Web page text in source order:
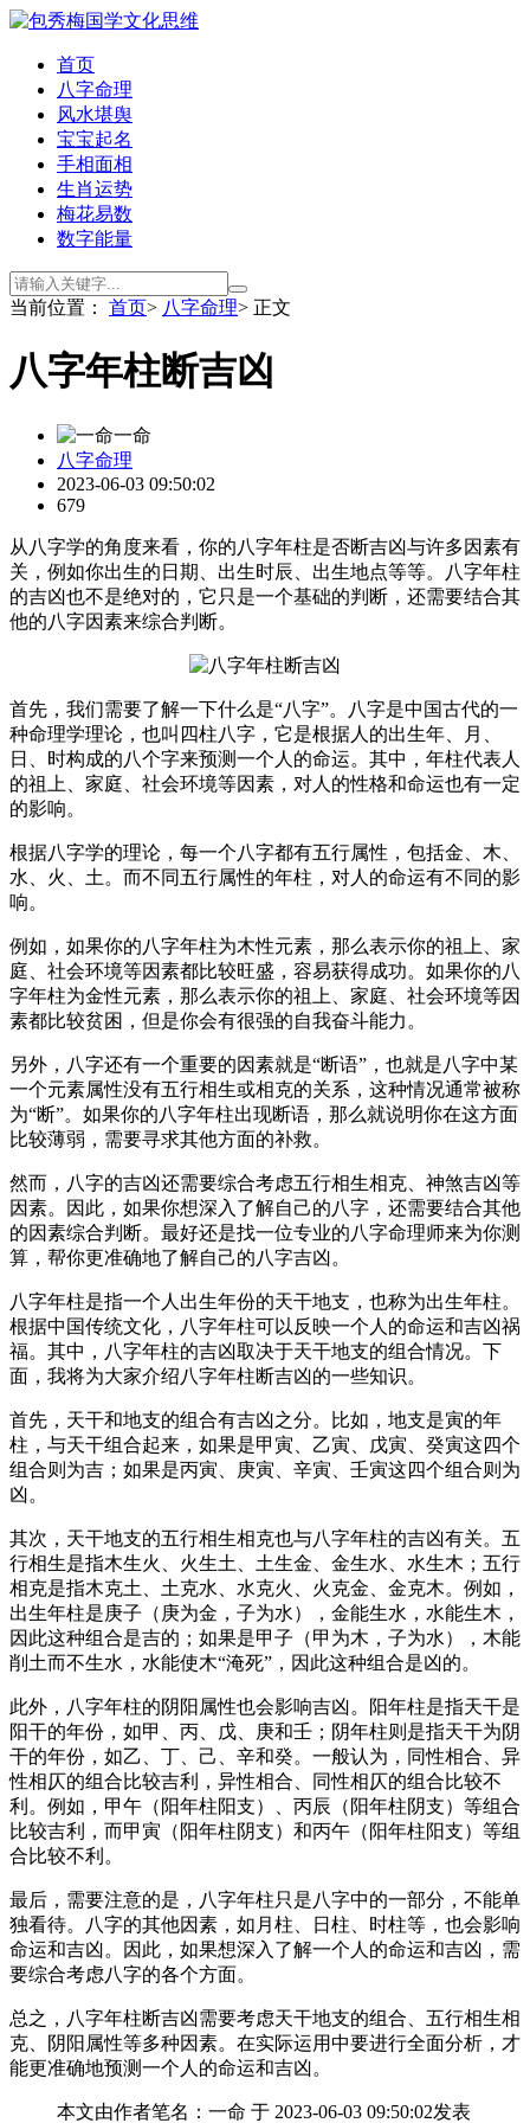
首页
八字命理
风水堪舆
宝宝起名
手相面相
生肖运势
梅花易数
数字能量
当前位置： 首页> 八字命理> 正文
八字年柱断吉凶
一命
八字命理
2023-06-03 09:50:02
679
从八字学的角度来看，你的八字年柱是否断吉凶与许多因素有
关，例如你出生的日期、出生时辰、出生地点等等。八字年柱
的吉凶也不是绝对的，它只是一个基础的判断，还需要结合其
他的八字因素来综合判断。
首先，我们需要了解一下什么是“八字”。八字是中国古代的一
种命理学理论，也叫四柱八字，它是根据人的出生年、月、
日、时构成的八个字来预测一个人的命运。其中，年柱代表人
的祖上、家庭、社会环境等因素，对人的性格和命运也有一定
的影响。
根据八字学的理论，每一个八字都有五行属性，包括金、木、
水、火、土。而不同五行属性的年柱，对人的命运有不同的影
响。
例如，如果你的八字年柱为木性元素，那么表示你的祖上、家
庭、社会环境等因素都比较旺盛，容易获得成功。如果你的八
字年柱为金性元素，那么表示你的祖上、家庭、社会环境等因
素都比较贫困，但是你会有很强的自我奋斗能力。
另外，八字还有一个重要的因素就是“断语”，也就是八字中某
一个元素属性没有五行相生或相克的关系，这种情况通常被称
为“断”。如果你的八字年柱出现断语，那么就说明你在这方面
比较薄弱，需要寻求其他方面的补救。
然而，八字的吉凶还需要综合考虑五行相生相克、神煞吉凶等
因素。因此，如果你想深入了解自己的八字，还需要结合其他
的因素综合判断。最好还是找一位专业的八字命理师来为你测
算，帮你更准确地了解自己的八字吉凶。
八字年柱是指一个人出生年份的天干地支，也称为出生年柱。
根据中国传统文化，八字年柱可以反映一个人的命运和吉凶祸
福。其中，八字年柱的吉凶取决于天干地支的组合情况。下
面，我将为大家介绍八字年柱断吉凶的一些知识。
首先，天干和地支的组合有吉凶之分。比如，地支是寅的年
柱，与天干组合起来，如果是甲寅、乙寅、戊寅、癸寅这四个
组合则为吉；如果是丙寅、庚寅、辛寅、壬寅这四个组合则为
凶。
其次，天干地支的五行相生相克也与八字年柱的吉凶有关。五
行相生是指木生火、火生土、土生金、金生水、水生木；五行
相克是指木克土、土克水、水克火、火克金、金克木。例如，
出生年柱是庚子（庚为金，子为水），金能生水，水能生木，
因此这种组合是吉的；如果是甲子（甲为木，子为水），木能
削土而不生水，水能使木“淹死”，因此这种组合是凶的。
此外，八字年柱的阴阳属性也会影响吉凶。阳年柱是指天干是
阳干的年份，如甲、丙、戊、庚和壬；阴年柱则是指天干为阴
干的年份，如乙、丁、己、辛和癸。一般认为，同性相合、异
性相仄的组合比较吉利，异性相合、同性相仄的组合比较不
利。例如，甲午（阳年柱阳支）、丙辰（阳年柱阴支）等组合
比较吉利，而甲寅（阳年柱阴支）和丙午（阳年柱阳支）等组
合比较不利。
最后，需要注意的是，八字年柱只是八字中的一部分，不能单
独看待。八字的其他因素，如月柱、日柱、时柱等，也会影响
命运和吉凶。因此，如果想深入了解一个人的命运和吉凶，需
要综合考虑八字的各个方面。
总之，八字年柱断吉凶需要考虑天干地支的组合、五行相生相
克、阴阳属性等多种因素。在实际运用中要进行全面分析，才
能更准确地预测一个人的命运和吉凶。
本文由作者笔名：一命 于 2023-06-03 09:50:02发表